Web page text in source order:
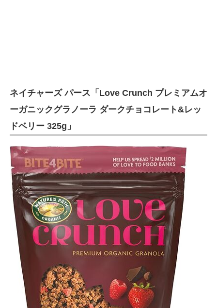
ネイチャーズ パース「Love Crunch プレミアムオ
ーガニックグラノーラ ダークチョコレート&レッ
ドベリー 325g」